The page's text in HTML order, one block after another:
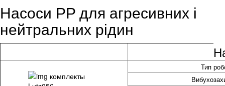
Насоси PP для агресивних і
нейтральних рідин
Тип